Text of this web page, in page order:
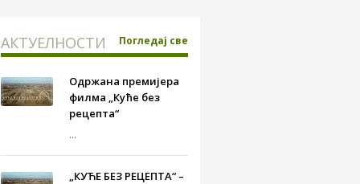
АКТУЕЛНОСТИ Погледај све
Одржана премијера
филма „Куће без
рецепта“
...
„КУЋЕ БЕЗ РЕЦЕПТА“ –